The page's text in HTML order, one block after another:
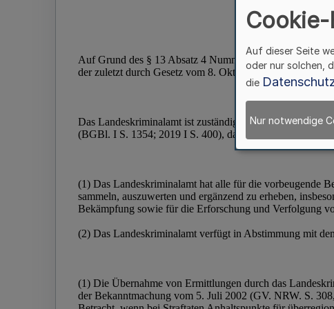
Cookie-
Auf dieser Seite
oder nur solchen,
die
Nur notwendige